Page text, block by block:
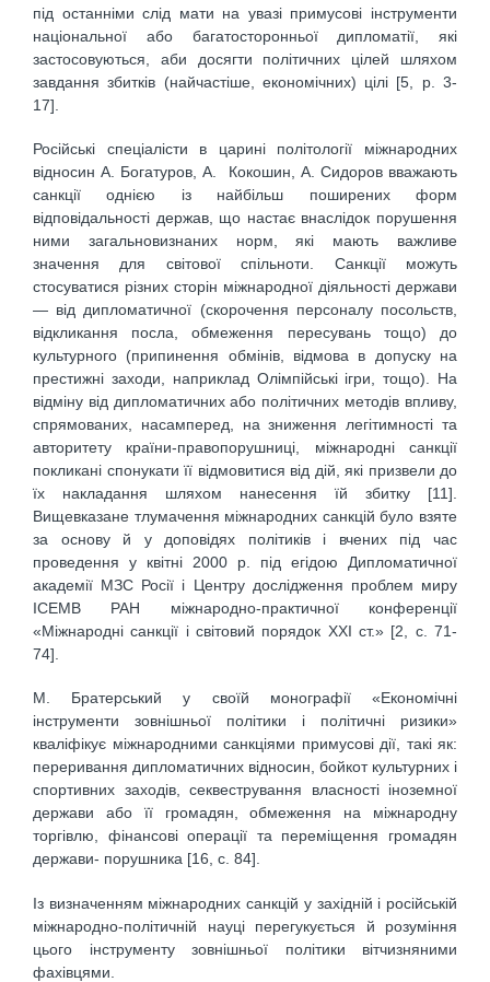
під останніми слід мати на увазі примусові інструменти
національної або багатосторонньої дипломатії, які
застосовуються, аби досягти політичних цілей шляхом
завдання збитків (найчастіше, економічних) цілі [5, р. 3-
17].
Російські спеціалісти в царині політології міжнародних
відносин А. Богатуров, A. Кокошин, А. Сидоров вважають
санкції однією із найбільш поширених форм
відповідальності держав, що настає внаслідок порушення
ними загальновизнаних норм, які мають важливе
значення для світової спільноти. Санкції можуть
стосуватися різних сторін міжнародної діяльності держави
— від дипломатичної (скорочення персоналу посольств,
відкликання посла, обмеження пересувань тощо) до
культурного (припинення обмінів, відмова в допуску на
престижні заходи, наприклад Олімпійські ігри, тощо). На
відміну від дипломатичних або політичних методів впливу,
спрямованих, насамперед, на зниження легітимності та
авторитету країни-правопорушниці, міжнародні санкції
покликані спонукати її відмовитися від дій, які призвели до
їх накладання шляхом нанесення їй збитку [11].
Вищевказане тлумачення міжнародних санкцій було взяте
за основу й у доповідях політиків і вчених під час
проведення у квітні 2000 р. під егідою Дипломатичної
академії МЗС Росії і Центру дослідження проблем миру
ІСЕМВ РАН міжнародно-практичної конференції
«Міжнародні санкції і світовий порядок ХХІ ст.» [2, с. 71-
74].
М. Братерський у своїй монографії «Економічні
інструменти зовнішньої політики і політичні ризики»
кваліфікує міжнародними санкціями примусові дії, такі як:
переривання дипломатичних відносин, бойкот культурних і
спортивних заходів, секвестрування власності іноземної
держави або її громадян, обмеження на міжнародну
торгівлю, фінансові операції та переміщення громадян
держави- порушника [16, с. 84].
Із визначенням міжнародних санкцій у західній і російській
міжнародно-політичній науці перегукується й розуміння
цього інструменту зовнішньої політики вітчизняними
фахівцями.